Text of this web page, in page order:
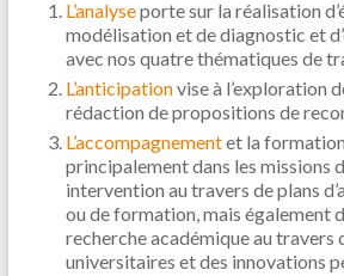
L’analyseporte sur la réalisation
modélisation et de diagnostic et
avec nos quatre thématiques de
L’anticipationvise à l’exploration
rédaction de propositions de
L’accompagnementet la
principalement dans les missions
intervention au travers de plans
ou de formation, mais également
recherche académique au travers
universitaires et des innovations